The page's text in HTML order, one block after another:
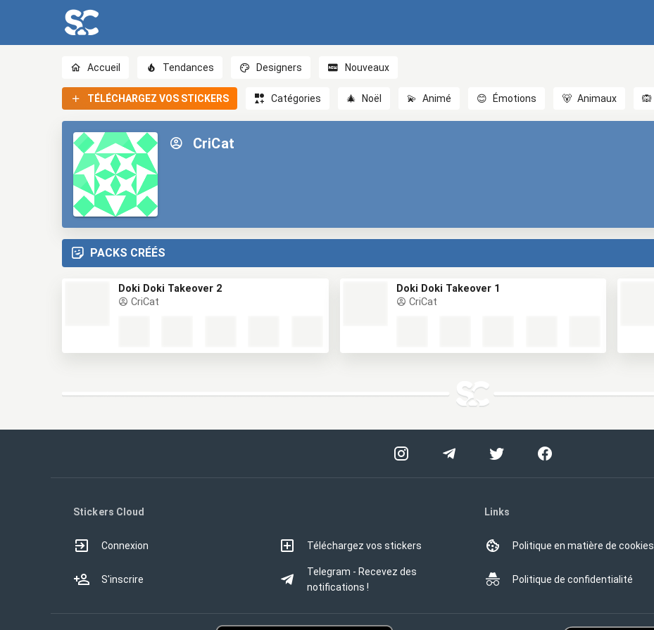
Accueil Tendances Designers Nouveaux
TÉLÉCHARGEZ VOS STICKERS Catégories 🎄 Noël 💫 Animé 😊 Émotions 🐻 Animaux 🙉
CriCat
PACKS CRÉÉS
Doki Doki Takeover 2
CriCat
Doki Doki Takeover 1
CriCat
Stickers Cloud
Connexion
S'inscrire
Téléchargez vos stickers
Telegram - Recevez des
notifications !
Links
Politique en matière de cookies
Politique de confidentialité